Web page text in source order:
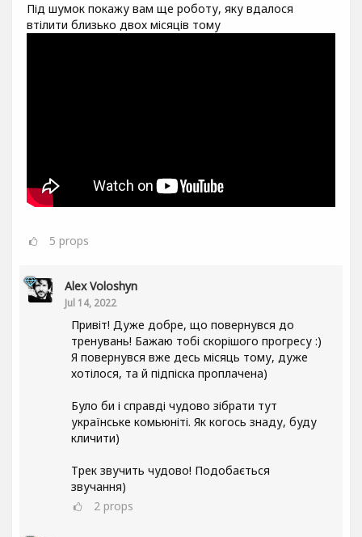
Під шумок покажу вам ще роботу, яку вдалося
втілити близько двох місяців тому
5 props
Alex Voloshyn
Jul 14, 2022
Привіт! Дуже добре, що повернувся до
тренувань! Бажаю тобі скорішого прогресу :)
Я повернувся вже десь місяць тому, дуже
хотілося, та й підпіска проплачена)
Було би і справді чудово зібрати тут
українське комьюніті. Як когось знаду, буду
кличити)
Трек звучить чудово! Подобається
звучання)
2 props